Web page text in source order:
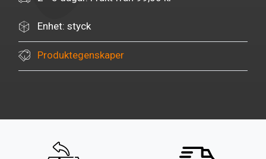
Enhet: styck
Produktegenskaper